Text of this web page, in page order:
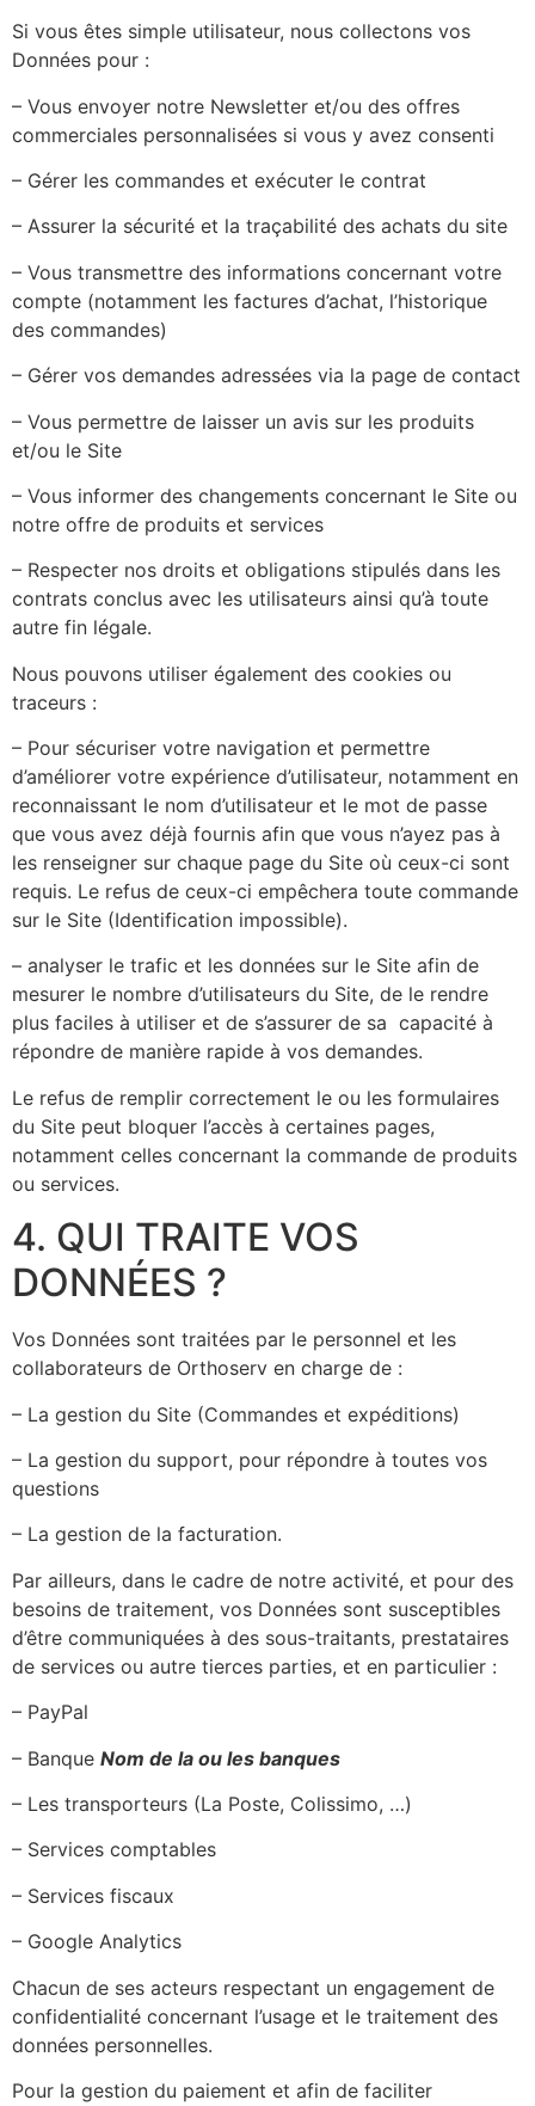
Si vous êtes simple utilisateur, nous collectons vos
Données pour :
– Vous envoyer notre Newsletter et/ou des offres
commerciales personnalisées si vous y avez consenti
– Gérer les commandes et exécuter le contrat
– Assurer la sécurité et la traçabilité des achats du site
– Vous transmettre des informations concernant votre
compte (notamment les factures d’achat, l’historique
des commandes)
– Gérer vos demandes adressées via la page de contact
– Vous permettre de laisser un avis sur les produits
et/ou le Site
– Vous informer des changements concernant le Site ou
notre offre de produits et services
– Respecter nos droits et obligations stipulés dans les
contrats conclus avec les utilisateurs ainsi qu’à toute
autre fin légale.
Nous pouvons utiliser également des cookies ou
traceurs :
– Pour sécuriser votre navigation et permettre
d’améliorer votre expérience d’utilisateur, notamment en
reconnaissant le nom d’utilisateur et le mot de passe
que vous avez déjà fournis afin que vous n’ayez pas à
les renseigner sur chaque page du Site où ceux-ci sont
requis. Le refus de ceux-ci empêchera toute commande
sur le Site (Identification impossible).
– analyser le trafic et les données sur le Site afin de
mesurer le nombre d’utilisateurs du Site, de le rendre
plus faciles à utiliser et de s’assurer de sa capacité à
répondre de manière rapide à vos demandes.
Le refus de remplir correctement le ou les formulaires
du Site peut bloquer l’accès à certaines pages,
notamment celles concernant la commande de produits
ou services.
4. QUI TRAITE VOS
DONNÉES ?
Vos Données sont traitées par le personnel et les
collaborateurs de Orthoserv en charge de :
– La gestion du Site (Commandes et expéditions)
– La gestion du support, pour répondre à toutes vos
questions
– La gestion de la facturation.
Par ailleurs, dans le cadre de notre activité, et pour des
besoins de traitement, vos Données sont susceptibles
d’être communiquées à des sous-traitants, prestataires
de services ou autre tierces parties, et en particulier :
– PayPal
– Banque Nom de la ou les banques
– Les transporteurs (La Poste, Colissimo, …)
– Services comptables
– Services fiscaux
– Google Analytics
Chacun de ses acteurs respectant un engagement de
confidentialité concernant l’usage et le traitement des
données personnelles.
Pour la gestion du paiement et afin de faciliter